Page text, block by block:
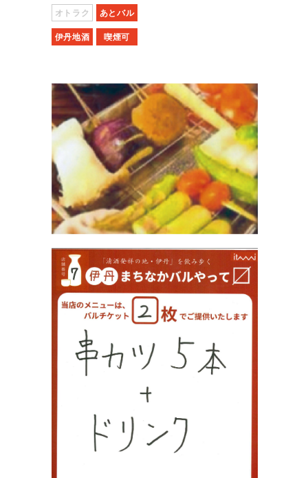
オトラク
あとバル
伊丹地酒
喫煙可